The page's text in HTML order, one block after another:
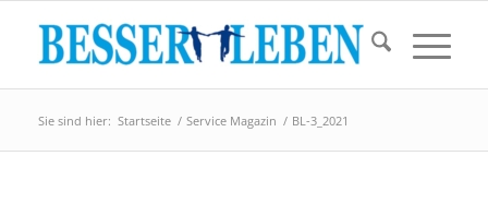
Sie sind hier: Startseite / Service Magazin / BL-3_2021